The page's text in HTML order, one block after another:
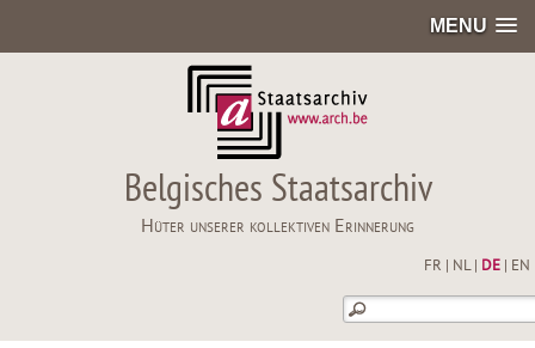
MENU
Belgisches Staatsarchiv
Hüter unserer kollektiven Erinnerung
FR NL| DE| EN